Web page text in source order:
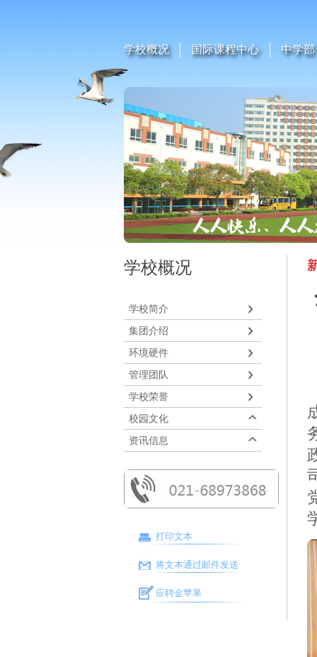
学校概况 国际课程中心 中学部
学校概况
学校简介
集团介绍
环境硬件
管理团队
学校荣誉
校园文化
资讯信息
打印文本
将文本通过邮件发送
应聘金苹果